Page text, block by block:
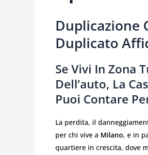
Duplicazione
Duplicato
Se Vivi In Zona
Dell’auto, La
Puoi Contare
La perdita, il
per chi vive a Milano, e in
quartiere in crescita, dove